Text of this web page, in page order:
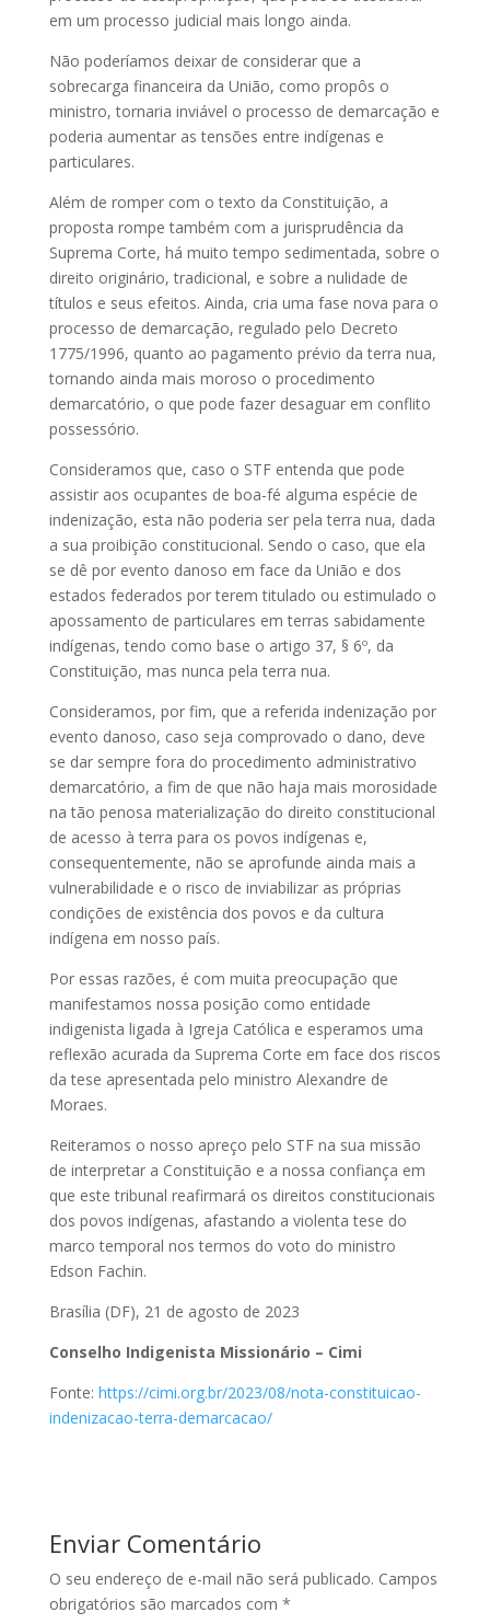
em um processo judicial mais longo ainda.
Não poderíamos deixar de considerar que a
sobrecarga financeira da União, como propôs o
ministro, tornaria inviável o processo de demarcação e
poderia aumentar as tensões entre indígenas e
particulares.
Além de romper com o texto da Constituição, a
proposta rompe também com a jurisprudência da
Suprema Corte, há muito tempo sedimentada, sobre o
direito originário, tradicional, e sobre a nulidade de
títulos e seus efeitos. Ainda, cria uma fase nova para o
processo de demarcação, regulado pelo Decreto
1775/1996, quanto ao pagamento prévio da terra nua,
tornando ainda mais moroso o procedimento
demarcatório, o que pode fazer desaguar em conflito
possessório.
Consideramos que, caso o STF entenda que pode
assistir aos ocupantes de boa-fé alguma espécie de
indenização, esta não poderia ser pela terra nua, dada
a sua proibição constitucional. Sendo o caso, que ela
se dê por evento danoso em face da União e dos
estados federados por terem titulado ou estimulado o
apossamento de particulares em terras sabidamente
indígenas, tendo como base o artigo 37, § 6º, da
Constituição, mas nunca pela terra nua.
Consideramos, por fim, que a referida indenização por
evento danoso, caso seja comprovado o dano, deve
se dar sempre fora do procedimento administrativo
demarcatório, a fim de que não haja mais morosidade
na tão penosa materialização do direito constitucional
de acesso à terra para os povos indígenas e,
consequentemente, não se aprofunde ainda mais a
vulnerabilidade e o risco de inviabilizar as próprias
condições de existência dos povos e da cultura
indígena em nosso país.
Por essas razões, é com muita preocupação que
manifestamos nossa posição como entidade
indigenista ligada à Igreja Católica e esperamos uma
reflexão acurada da Suprema Corte em face dos riscos
da tese apresentada pelo ministro Alexandre de
Moraes.
Reiteramos o nosso apreço pelo STF na sua missão
de interpretar a Constituição e a nossa confiança em
que este tribunal reafirmará os direitos constitucionais
dos povos indígenas, afastando a violenta tese do
marco temporal nos termos do voto do ministro
Edson Fachin.
Brasília (DF), 21 de agosto de 2023
Conselho Indigenista Missionário – Cimi
Fonte: https://cimi.org.br/2023/08/nota-constituicao-
indenizacao-terra-demarcacao/
Enviar Comentário
O seu endereço de e-mail não será publicado. Campos
obrigatórios são marcados com *